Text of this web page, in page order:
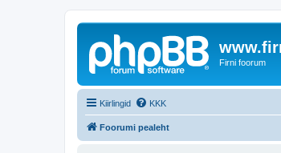
Firni foorum
Kiirlingid KKK
Foorumi pealeht